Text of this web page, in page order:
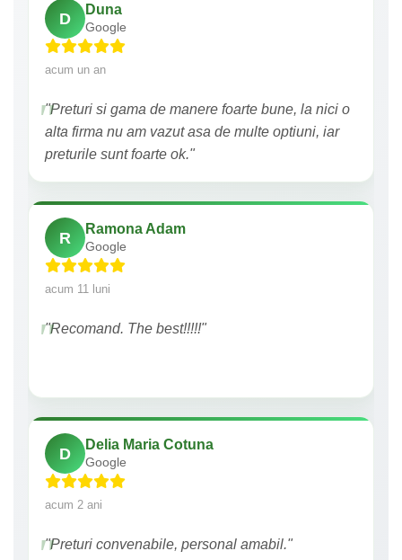
D
Duna
Google
acum un an
"Preturi si gama de manere foarte bune, la nici o
alta firma nu am vazut asa de multe optiuni, iar
preturile sunt foarte ok."
R
Ramona Adam
Google
acum 11 luni
"Recomand. The best!!!!!"
D
Delia Maria Cotuna
Google
acum 2 ani
"Preturi convenabile, personal amabil."